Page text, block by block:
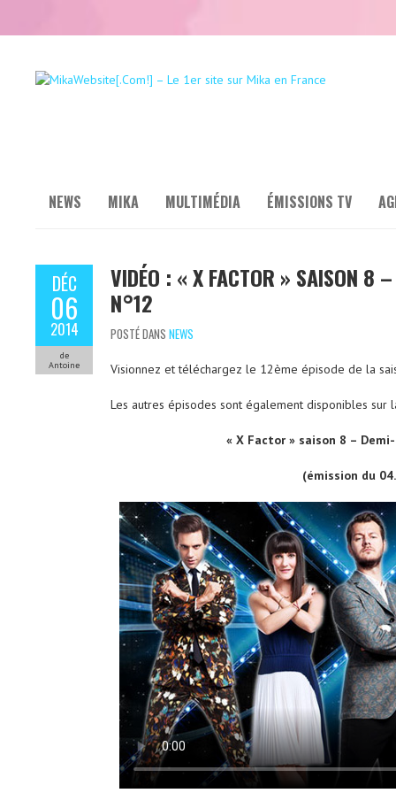
NEWS MIKA MULTIMÉDIA ÉMISSIONS TV
DÉC
06
2014
de
Antoine
VIDÉO : « X FACTOR » SAISON 8
N°12
POSTÉ DANS NEWS
Visionnez et téléchargez le 12ème épisode de la
Les autres épisodes sont également disponibles sur
« X Factor » saison 8 –
(émission du